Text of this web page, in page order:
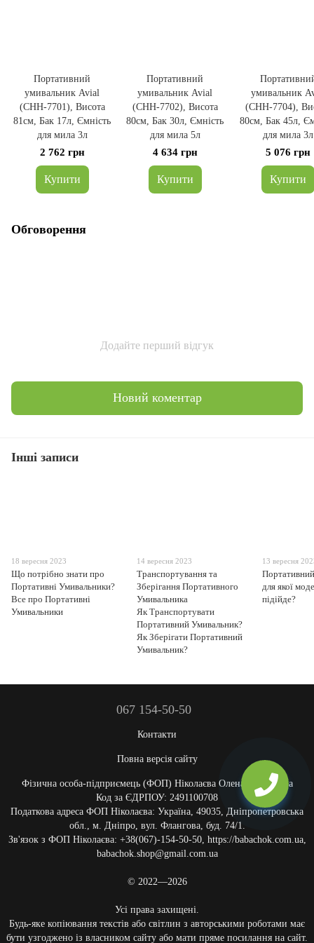
Портативний
умивальник Avial
(CHH-7701), Висота
81см, Бак 17л, Ємність
для мила 3л
2 762 грн
Купити
Портативний
умивальник Avial
(CHH-7702), Висота
80см, Бак 30л, Ємність
для мила 5л
4 634 грн
Купити
умивальник
(CHH-7704),
80см, Бак 45л,
для мила 3л
5 076 грн
Купити
Обговорення
Додайте перший відгук
Новий коментар
Інші записи
18 вересня 2023
Що потрібно знати про
Портативні Умивальники?
Все про Портативні
Умивальники
14 вересня 2023
Транспортування та
Зберігання Портативного
Умивальника
Як Транспортувати
Портативний Умивальник?
Як Зберігати Портативний
Умивальник?
13 вересня
для якої
підійде?
067 154-50-50
Контакти
Повна версія сайту
Фізична особа-підприємець (ФОП) Ніколаєва Олена Олексіївна
Код за ЄДРПОУ: 2491100708
Податкова адреса ФОП Ніколаєва: Україна, 49035, Дніпропетровська
обл., м. Дніпро, вул. Флангова, буд. 74/1.
Зв'язок з ФОП Ніколаєва: +38(067)-154-50-50, https://babachok.com.ua,
babachok.shop@gmail.com.ua
© 2022—2026
Усі права захищені.
Будь-яке копіювання текстів або світлин з авторськими роботами має
бути узгоджено із власником сайту або мати пряме посилання на сайт.